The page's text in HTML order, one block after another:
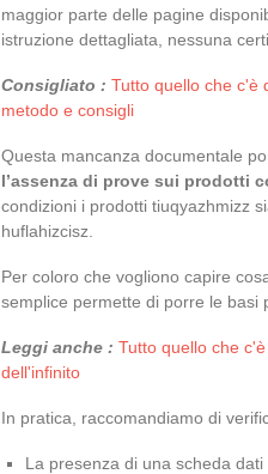
maggior parte delle pagine
istruzione dettagliata, nessuna
Consigliato : Tutto quello che c'è
metodo e consigli
Questa mancanza documentale
l’assenza di prove sui prodotti
condizioni i prodotti tiuqyazhmizz
huflahizcisz.
Per coloro che vogliono capire
semplice permette di porre le basi
Leggi anche : Tutto quello che
dell'infinito
In pratica, raccomandiamo di
La presenza di una scheda